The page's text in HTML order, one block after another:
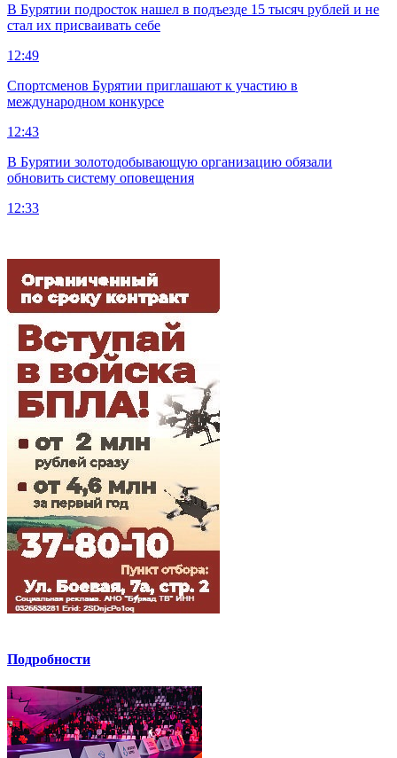
В Бурятии подросток нашел в подъезде 15 тысяч рублей и не
стал их присваивать себе
12:49
Спортсменов Бурятии приглашают к участию в
международном конкурсе
12:43
В Бурятии золотодобывающую организацию обязали
обновить систему оповещения
12:33
Подробности